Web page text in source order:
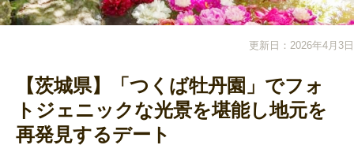
更新日：2026年4月3日
【茨城県】「つくば牡丹園」でフォ
トジェニックな光景を堪能し地元を
再発見するデート